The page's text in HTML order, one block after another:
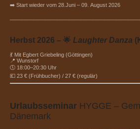
➡️ Start wieder vom 28.Juni – 09. August 2026
Herbst 2026 – 🌟 Laughter Danza
💃 Mit Egbert Griebeling (Göttingen)
📍 Wunstorf
🕔 18:00–20:30 Uhr
💶 23 € (Frühbucher) / 27 € (regulär)
Urlaubsseminar HYGGE –
Dänemark